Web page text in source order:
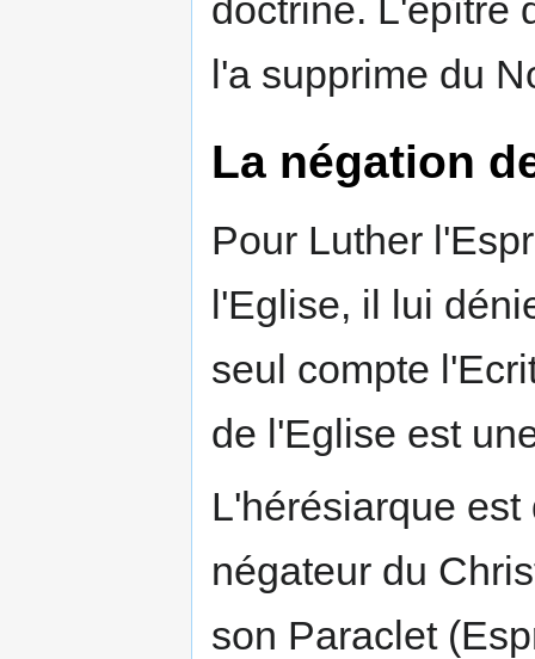
doctrine. L'épître
l'a supprime du
La négation
Pour Luther
l'Eglise, il lui
seul compte
de l'Eglise est
L'hérésiarque
négateur du
son Paraclet